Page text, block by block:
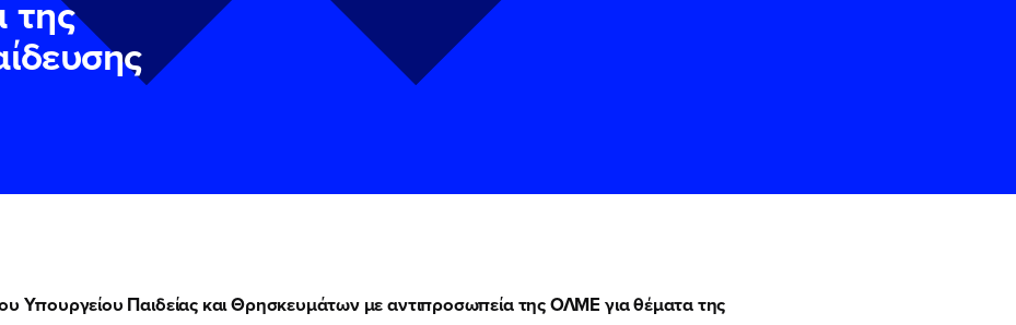
της
Υπουργείου Παιδείας και Θρησκευμάτων με αντιπροσωπεία της ΟΛΜΕ για θέματα της